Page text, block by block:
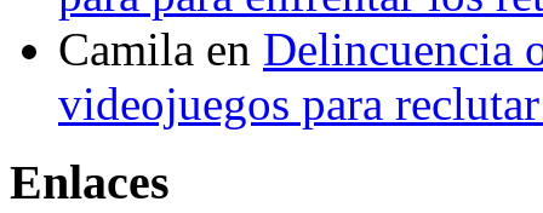
Camila en Delincuencia
videojuegos para
Enlaces